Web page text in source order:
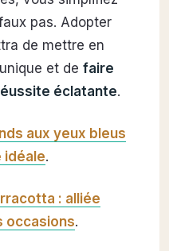
pas. Adopter
de mettre en
et de faire
éclatante.
aux yeux bleus
idéale.
: alliée
occasions.